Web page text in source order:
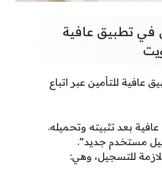
في تطبيق عافية
للتأمين عبر اتباع
بعد تثبيته وتحميله.
مستخدم جديد”.
للتسجيل، وهي: